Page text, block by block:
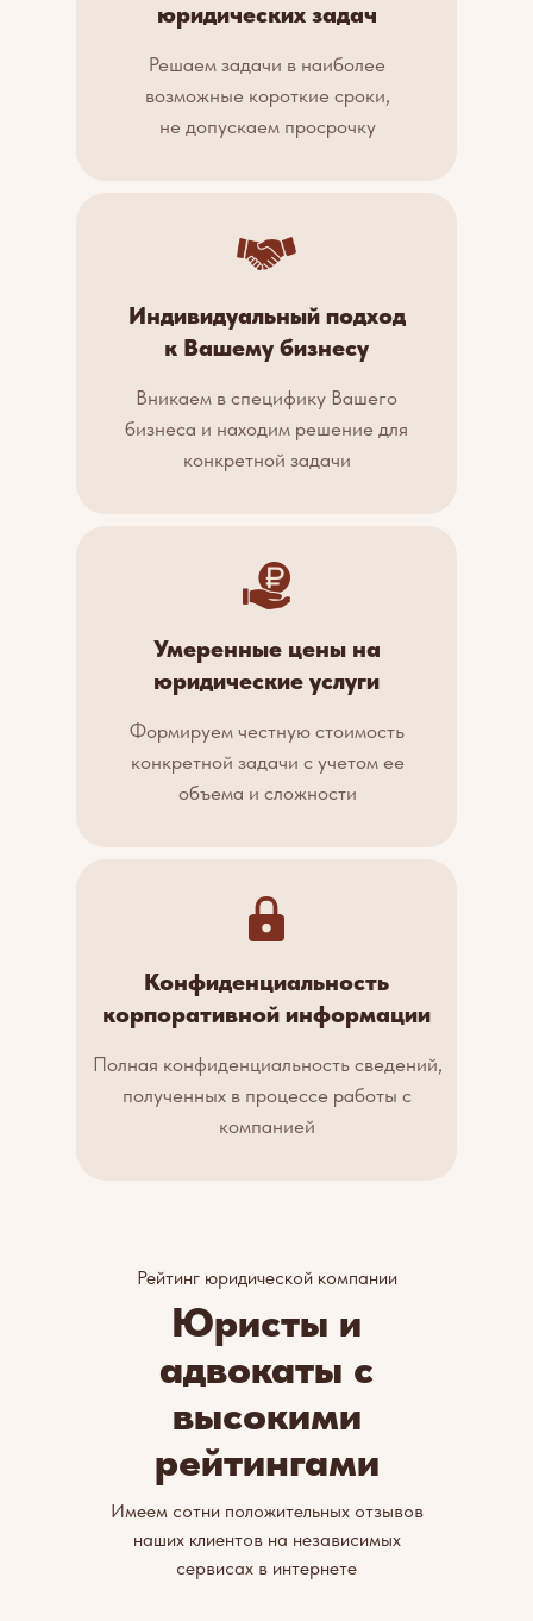
юридических задач
Решаем задачи в наиболее
возможные короткие сроки,
не допускаем просрочку
Индивидуальный подход
к Вашему бизнесу
Вникаем в специфику Вашего
бизнеса и находим решение для
конкретной задачи
Умеренные цены на
юридические услуги
Формируем честную стоимость
конкретной задачи с учетом ее
объема и сложности
Конфиденциальность
корпоративной информации
Полная конфиденциальность сведений,
полученных в процессе работы с
компанией
Юристы и
адвокаты с
высокими
рейтингами
Рейтинг юридической компании
Имеем сотни положительных отзывов
наших клиентов на независимых
сервисах в интернете